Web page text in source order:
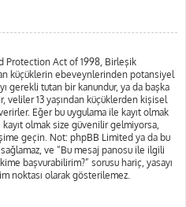
Protection Act of 1998, Birleşik
küçüklerin ebeveynlerinden potansiyel
gerekli tutan bir kanundur, ya da başka
13 yaşından küçüklerden kişisel
Eğer bu uygulama ile kayıt olmak
olmak size güvenilir gelmiyorsa,
geçin. Not: phpBB Limited ya da bu
ve “Bu mesaj panosu ile ilgili
başvurabilirim?” sorusu hariç, yasayı
noktası olarak gösterilemez.